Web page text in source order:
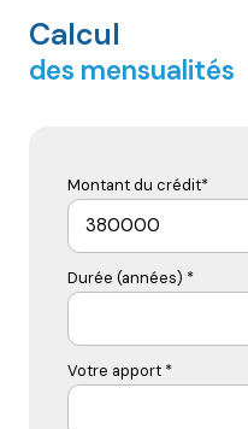
Calcul
des mensualités
Montant du crédit*
Durée (années) *
Votre apport *